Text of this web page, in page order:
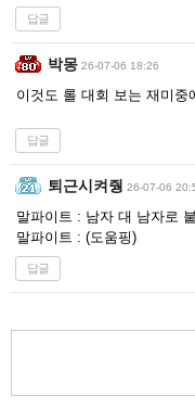
답글
박몽 26-07-06 18:26
이것도 롤 대회 보는 재미중
답글
퇴근시켜줭 26-07-06
말파이트 : 남자 대 남자로
말파이트 : (도움핑)
답글